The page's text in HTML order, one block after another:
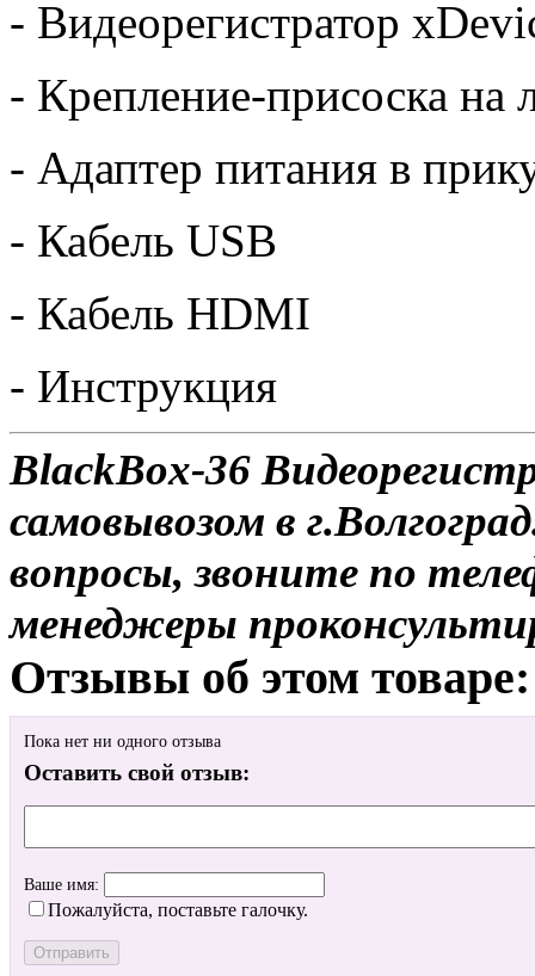
- Видеорегистратор
- Крепление-присоска на
- Адаптер питания в
- Кабель USB
- Кабель HDMI
- Инструкция
BlackBox-36
самовывозом в
вопросы, звоните по
менеджеры
Отзывы об этом товаре:
Пока нет ни одного отзыва
Оставить свой отзыв:
Ваше имя:
Пожалуйста, поставьте галочку.